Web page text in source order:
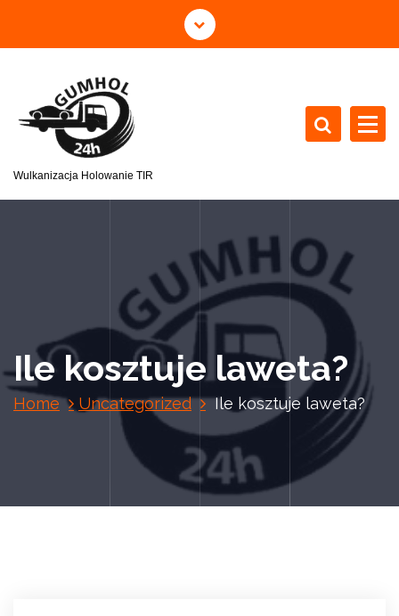
Wulkanizacja Holowanie TIR
Ile kosztuje laweta?
Home Uncategorized Ile kosztuje laweta?